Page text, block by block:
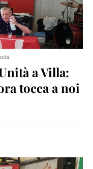
a Villa:
tocca a noi